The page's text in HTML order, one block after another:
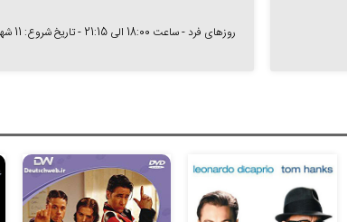
روزهای فرد - ساعت 18:00 الی 21:15 - تاریخ شروع: 11 شهریور